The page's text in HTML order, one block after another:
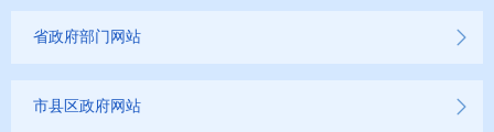
省政府部门网站
市县区政府网站